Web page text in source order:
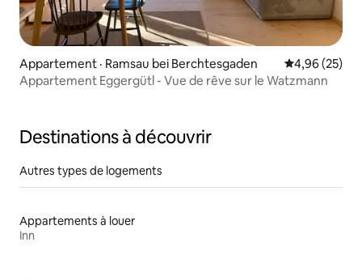
Appartement · Ramsau bei Berchtesgaden Note
4,96 (25)
Appartement Eggergütl - Vue de rêve sur le Watzmann
Destinations à découvrir
Autres types de logements
Appartements à louer
Inn